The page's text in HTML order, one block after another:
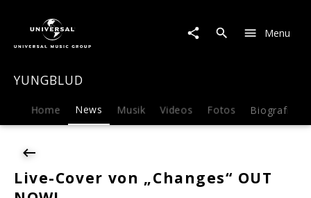
Cover
„Changes“
OUT
Menu
YUNGBLUD
Home News Musik Videos Fotos Biografie
Live-Cover von „Changes“ OUT